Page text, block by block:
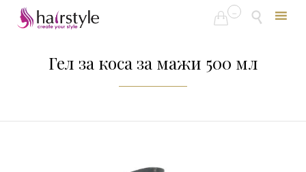
 ...

to
Гел за коса за мажи 500 мл